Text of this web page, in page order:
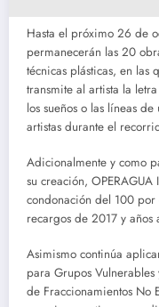
Hasta el próximo 26 de
permanecerán las 20
técnicas plásticas, en las
transmite al artista la
los sueños o las líneas
artistas durante el
Adicionalmente y como
su creación,
condonación del 100 por
recargos de 2017 y años
Asimismo continúa
para Grupos
de Fraccionamientos No